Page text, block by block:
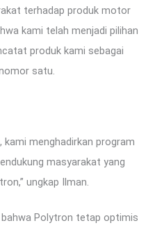
terhadap produk motor
kami telah menjadi pilihan
produk kami sebagai
satu.
kami menghadirkan program
masyarakat yang
ungkap Ilman.
Polytron tetap optimis